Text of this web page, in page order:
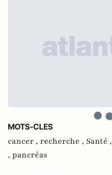
MOTS-CLES
cancer , recherche , Santé ,
, pancréas